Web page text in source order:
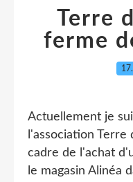
Terre
ferme
Actuellement je
l'association Terre
cadre de l'achat
le magasin Alinéa